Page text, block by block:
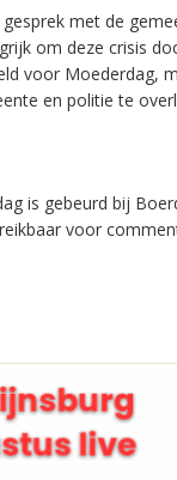
met de
om deze crisis
voor Moederdag,
en politie te
is gebeurd bij
voor